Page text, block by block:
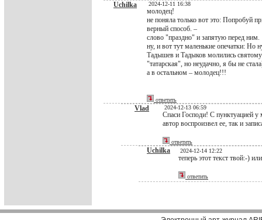
Uchilka 2024-12-11 16:38
молодец!
не поняла только вот это: Попробуй
верный способ. –
слово "праздно" и запятую перед ним.
ну, и вот тут маленькие опечатки: Но
Тадышев и Тадыков молились
"татарская", но неудачно, я бы не
а в остальном – молодец!!!
ответить
Vlad 2024-12-13 06:59
Спаси Господи! С пунктуацией у
автор воспроизвел ее, так и
ответить
Uchilka 2024-12-14 12:22
теперь этот текст твой:-)
ответить